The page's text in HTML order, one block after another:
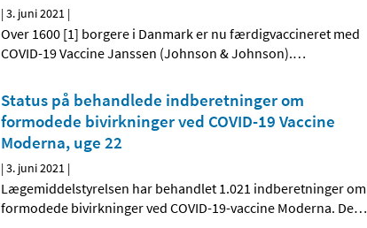
|3. juni 2021 |
Over 1600 [1] borgere i Danmark er nu færdigvaccineret med
COVID-19 Vaccine Janssen (Johnson & Johnson).…
Status på behandlede indberetninger om
formodede bivirkninger ved COVID-19 Vaccine
Moderna, uge 22
|3. juni 2021 |
Lægemiddelstyrelsen har behandlet 1.021 indberetninger om
formodede bivirkninger ved COVID-19-vaccine Moderna. De…